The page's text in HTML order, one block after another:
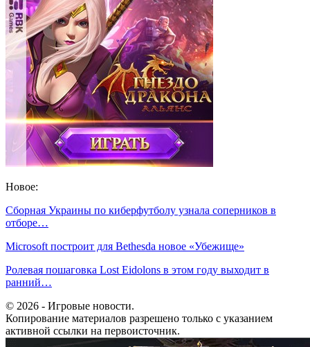
Новое:
Сборная Украины по киберфутболу узнала соперников в
отборе…
Microsoft построит для Bethesda новое «Убежище»
Ролевая пошаговка Lost Eidolons в этом году выходит в
ранний…
© 2026 - Игровые новости.
Копирование материалов разрешено только с указанием
активной ссылки на первоисточник.